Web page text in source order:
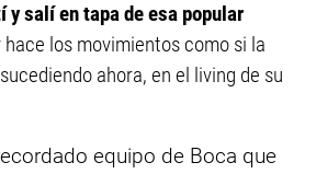
y salí en tapa de esa popular
hace los movimientos como si la
ahora, en el living de su